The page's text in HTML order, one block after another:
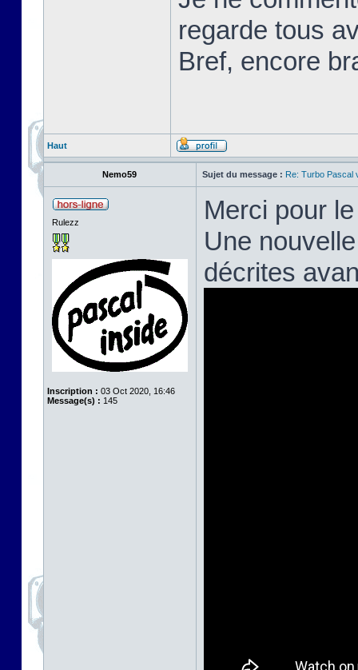
regarde tous
Bref, encore
Haut
Nemo59 Sujet du message : Re: Turbo Pascal
Rulezz
Inscription : 03 Oct 2020, 16:46
Message(s) : 145
Merci pour
Une
décrites